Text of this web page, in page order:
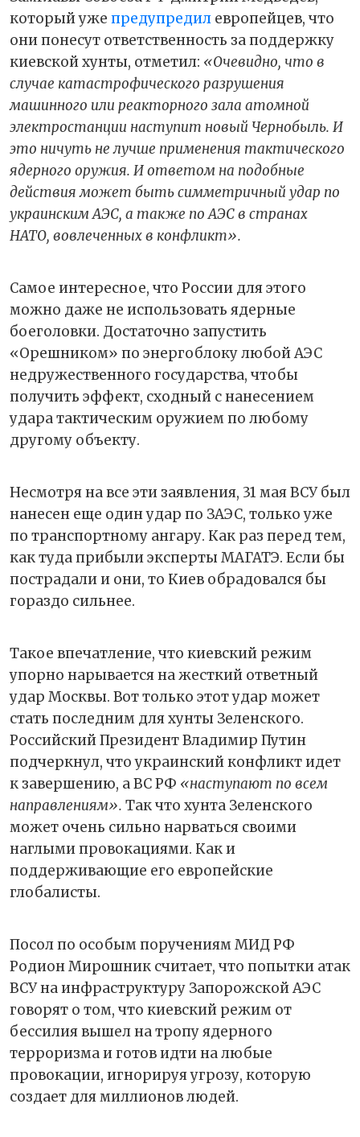
который уже предупредил европейцев, что
они понесут ответственность за поддержку
киевской хунты, отметил: «Очевидно, что в
случае катастрофического разрушения
машинного или реакторного зала атомной
электростанции наступит новый Чернобыль. И
это ничуть не лучше применения тактического
ядерного оружия. И ответом на подобные
действия может быть симметричный удар по
украинским АЭС, а также по АЭС в странах
НАТО, вовлеченных в конфликт».
Самое интересное, что России для этого
можно даже не использовать ядерные
боеголовки. Достаточно запустить
«Орешником» по энергоблоку любой АЭС
недружественного государства, чтобы
получить эффект, сходный с нанесением
удара тактическим оружием по любому
другому объекту.
Несмотря на все эти заявления, 31 мая ВСУ был
нанесен еще один удар по ЗАЭС, только уже
по транспортному ангару. Как раз перед тем,
как туда прибыли эксперты МАГАТЭ. Если бы
пострадали и они, то Киев обрадовался бы
гораздо сильнее.
Такое впечатление, что киевский режим
упорно нарывается на жесткий ответный
удар Москвы. Вот только этот удар может
стать последним для хунты Зеленского.
Российский Президент Владимир Путин
подчеркнул, что украинский конфликт идет
к завершению, а ВС РФ «наступают по всем
направлениям». Так что хунта Зеленского
может очень сильно нарваться своими
наглыми провокациями. Как и
поддерживающие его европейские
глобалисты.
Посол по особым поручениям МИД РФ
Родион Мирошник считает, что попытки атак
ВСУ на инфраструктуру Запорожской АЭС
говорят о том, что киевский режим от
бессилия вышел на тропу ядерного
терроризма и готов идти на любые
провокации, игнорируя угрозу, которую
создает для миллионов людей.